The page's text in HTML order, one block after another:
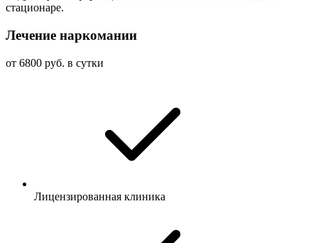
стационаре.
Лечение наркомании
от 6800 руб. в сутки
Лицензированная клиника